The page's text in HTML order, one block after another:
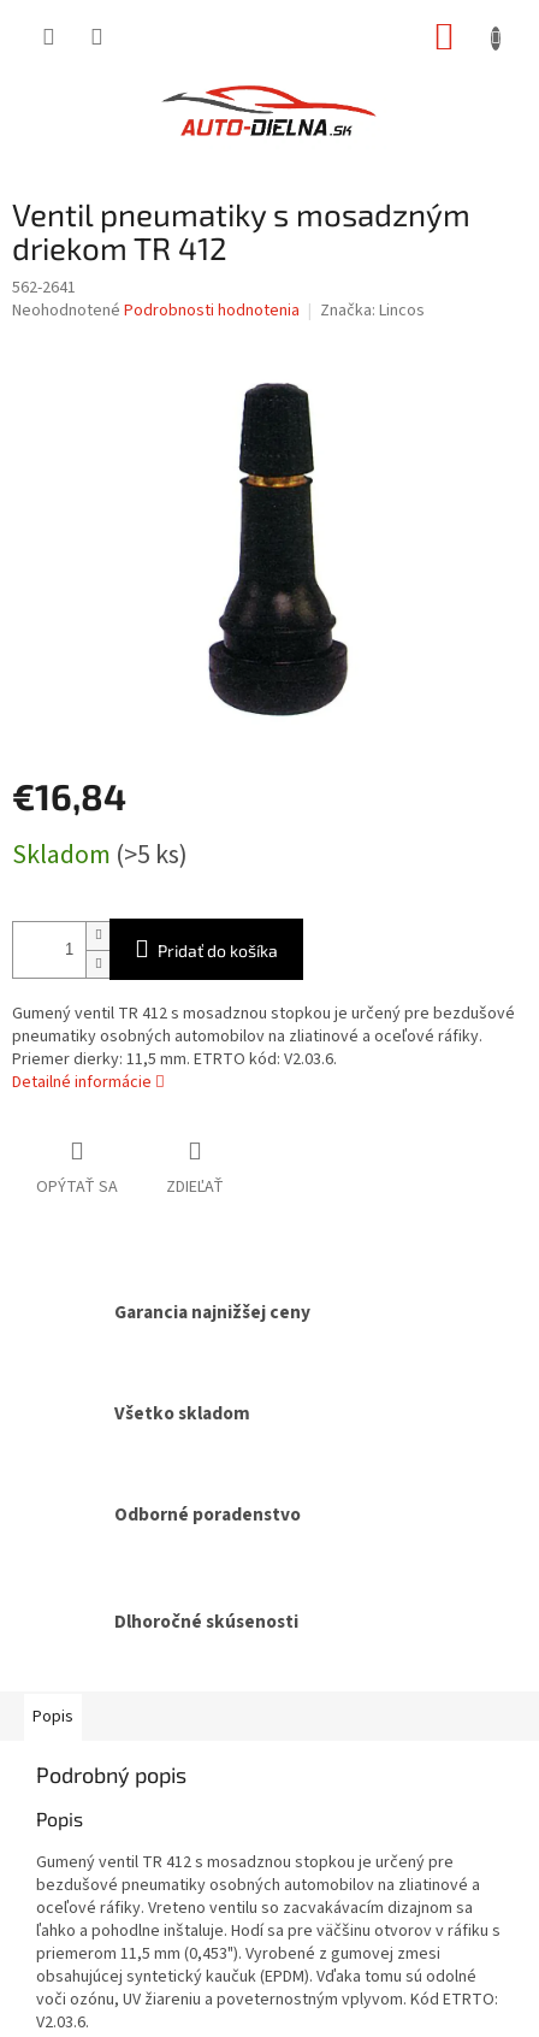
Ventil pneumatiky s mosadzným
driekom TR 412
562-2641
Priemerné
Neohodnotené Podrobnosti hodnotenia Značka: Lincos
€16,84
cena:
Skladom (>5 ks)
Pridať do košíka
Gumený ventil TR 412 s mosadznou stopkou je určený pre bezdušové
pneumatiky osobných automobilov na zliatinové a oceľové ráfiky.
Priemer dierky: 11,5 mm. ETRTO kód: V2.03.6.
Detailné informácie
OPÝTAŤ SA ZDIEĽAŤ
Garancia najnižšej ceny
Všetko skladom
Odborné poradenstvo
Dlhoročné skúsenosti
Popis
Podrobný popis
Popis
Gumený ventil TR 412 s mosadznou stopkou je určený pre
bezdušové pneumatiky osobných automobilov na zliatinové a
oceľové ráfiky. Vreteno ventilu so zacvakávacím dizajnom sa
ľahko a pohodlne inštaluje. Hodí sa pre väčšinu otvorov v ráfiku s
priemerom 11,5 mm (0,453"). Vyrobené z gumovej zmesi
obsahujúcej syntetický kaučuk (EPDM). Vďaka tomu sú odolné
voči ozónu, UV žiareniu a poveternostným vplyvom. Kód ETRTO:
V2.03.6.